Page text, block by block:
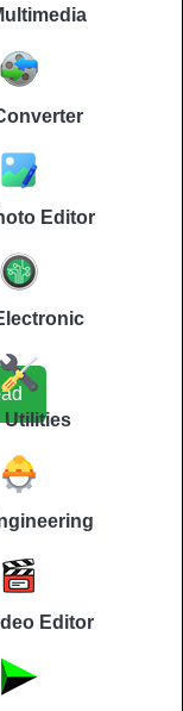
Editor
Utilities
Editor